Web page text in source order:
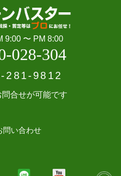
9:00 〜 PM 8:00
028-304
281-9812
問合せが可能です
問い合わせ